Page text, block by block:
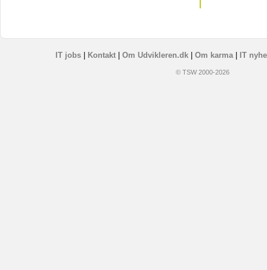
IT jobs| Kontakt| Om Udvikleren.dk| Om karma| IT
© TSW 2000-2026